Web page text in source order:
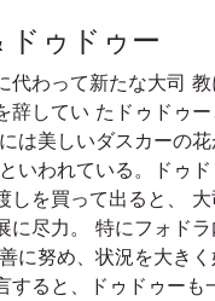
ドゥドゥー
代わって新たな大司
辞してい たドゥドゥ
は美しいダスカーの
いわれている。ドゥ
しを買って出ると、
に尽力。 特にフォド
に努め、状況を大き
すると、ドゥドゥーも